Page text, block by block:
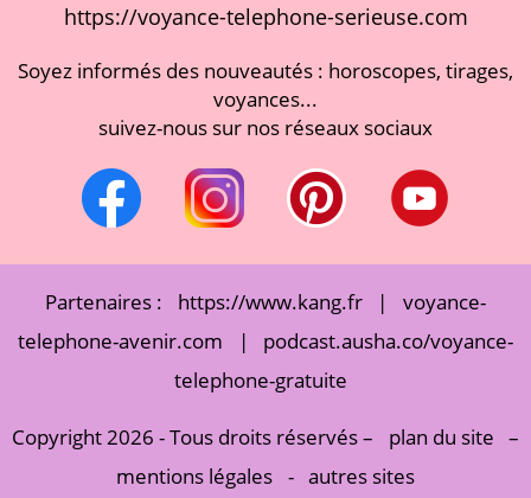
https://voyance-telephone-serieuse.com
Soyez informés des nouveautés : horoscopes, tirages,
voyances...
suivez-nous sur nos réseaux sociaux
Partenaires : https://www.kang.fr |
voyance-
telephone-avenir.com
|
podcast.ausha.co/voyance-
telephone-gratuite
Copyright 2026 - Tous droits réservés – plan du site –
mentions légales - autres sites